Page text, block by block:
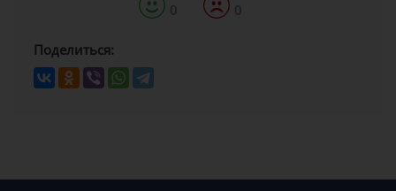
0 0
Поделиться: